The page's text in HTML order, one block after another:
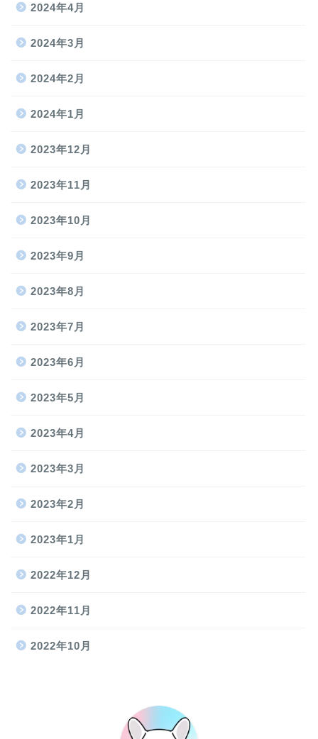
2024年4月
2024年3月
2024年2月
2024年1月
2023年12月
2023年11月
2023年10月
2023年9月
2023年8月
2023年7月
2023年6月
2023年5月
2023年4月
2023年3月
2023年2月
2023年1月
2022年12月
2022年11月
2022年10月